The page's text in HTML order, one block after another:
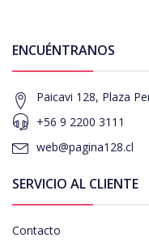
ENCUÉNTRANOS
Paicavi 128, Plaza
+56 9 2200 3111
web@pagina128.cl
SERVICIO AL CLIENTE
Contacto